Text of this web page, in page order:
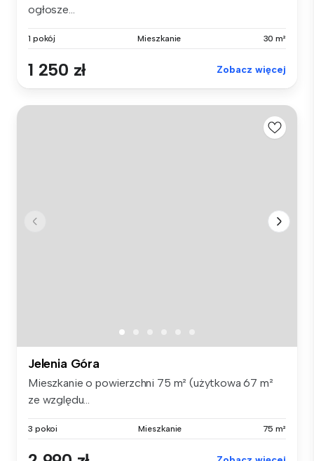
ogłosze...
1 pokój Mieszkanie 30 m²
1 250 zł Zobacz więcej
Jelenia Góra
Mieszkanie o powierzchni 75 m² (użytkowa 67 m²
ze względu...
3 pokoi Mieszkanie 75 m²